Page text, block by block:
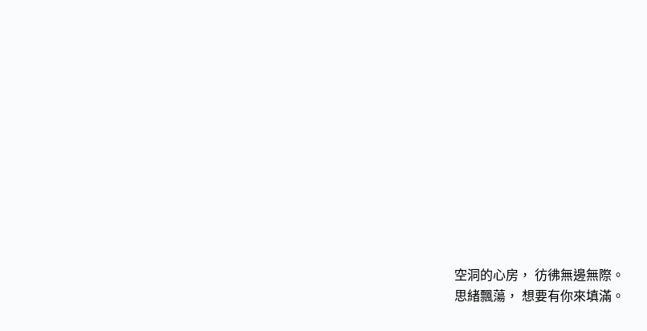
空洞的心房， 彷彿無邊無際。
思緒飄蕩， 想要有你來填滿。